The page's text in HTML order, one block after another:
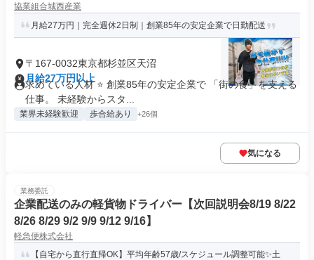
協業組合城西産業
月給27万円｜完全週休2日制｜創業85年の安定企業で日勤配送
〒167-0032東京都杉並区天沼
月給27万円以上
求めている人材 ⭐ 創業85年の安定企業で 「街の食」を支える
仕事。 未経験からスタ...
業界未経験歓迎 歩合給あり +26個
気になる
業務委託
企業配送のみの軽貨物ドライバー【次回説明会8/19 8/22
8/26 8/29 9/2 9/9 9/12 9/16】
軽急便株式会社
【自宅から直行直帰OK】平均年齢57歳/スケジュール調整可能✨土